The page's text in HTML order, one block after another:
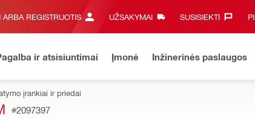
ARBA REGISTRUOTIS UŽSAKYMAI SUSISIEKTI‎
ir atsisiuntimai Įmonė Inžinerinės paslaugos
įrankiai ir priedai
#2097397